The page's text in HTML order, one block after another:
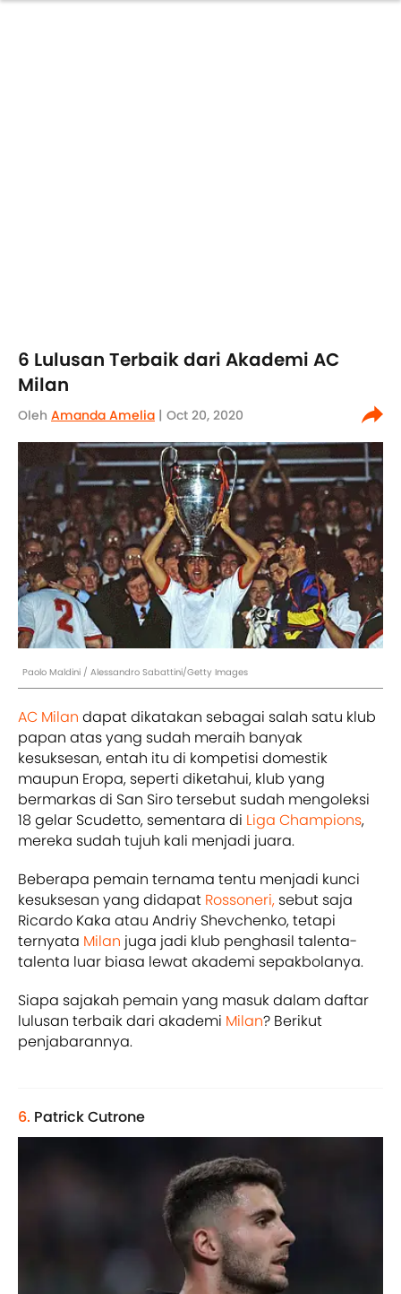
6 Lulusan Terbaik dari Akademi AC
Milan
Oleh Amanda Amelia | Oct 20, 2020
Paolo Maldini / Alessandro Sabattini/Getty Images
AC Milan dapat dikatakan sebagai salah satu klub
papan atas yang sudah meraih banyak
kesuksesan, entah itu di kompetisi domestik
maupun Eropa, seperti diketahui, klub yang
bermarkas di San Siro tersebut sudah mengoleksi
18 gelar Scudetto, sementara di Liga Champions,
mereka sudah tujuh kali menjadi juara.
Beberapa pemain ternama tentu menjadi kunci
kesuksesan yang didapat Rossoneri, sebut saja
Ricardo Kaka atau Andriy Shevchenko, tetapi
ternyata Milan juga jadi klub penghasil talenta-
talenta luar biasa lewat akademi sepakbolanya.
Siapa sajakah pemain yang masuk dalam daftar
lulusan terbaik dari akademi Milan? Berikut
penjabarannya.
6. Patrick Cutrone